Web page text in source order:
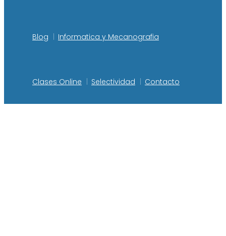
Blog Informatica y Mecanografia
Clases Online Selectividad Contacto